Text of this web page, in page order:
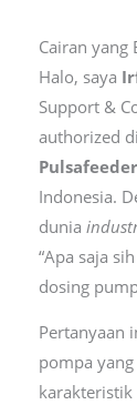
Cairan yang
Halo, saya
Support &
authorized
Pulsafeeder
Indonesia.
dunia
“Apa saja
dosing
Pertanyaan
pompa
karakteristik